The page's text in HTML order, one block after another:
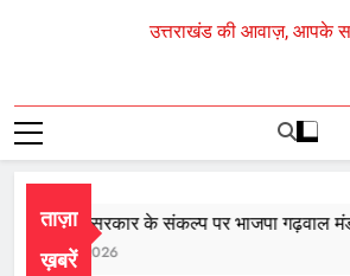
Chamoli
उत्तराखंड की आवाज़, आपके
ताज़ा
ख़बरें
तीसरी बार सरकार के संकल्प पर भाजपा गढ़वाल
August 8, 2026